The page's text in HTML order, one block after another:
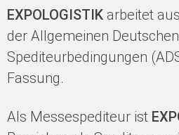
EXPOLOGISTIK arbeitet
der Allgemeinen Deutschen
Spediteurbedingungen
Fassung.
Als Messespediteur ist